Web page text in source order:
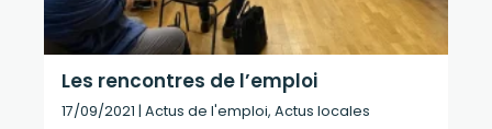
Les rencontres de l’emploi
17/09/2021 | Actus de l'emploi, Actus locales